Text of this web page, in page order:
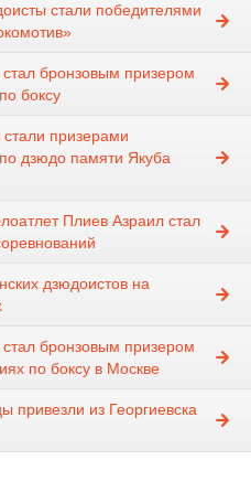
стали победителями
бронзовым призером
боксу
призерами
дзюдо памяти Якуба
Плиев Азраил стал
дзюдоистов на
бронзовым призером
по боксу в Москве
из Георгиевска